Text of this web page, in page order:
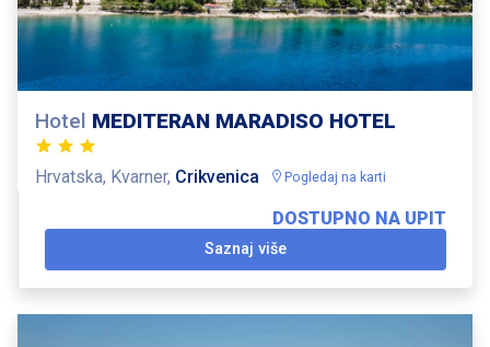
Hotel MEDITERAN MARADISO HOTEL
Hrvatska, Kvarner, Crikvenica Pogledaj na karti
DOSTUPNO NA UPIT
Saznaj više